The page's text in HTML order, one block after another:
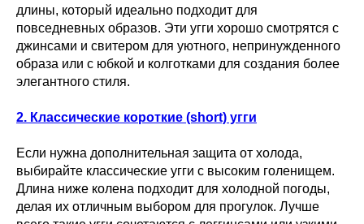
длины, который идеально подходит для
повседневных образов. Эти угги хорошо смотрятся с
джинсами и свитером для уютного, непринужденного
образа или с юбкой и колготками для создания более
элегантного стиля.
2. Классические короткие (short) угги
Если нужна дополнительная защита от холода,
выбирайте классические угги с высоким голенищем.
Длина ниже колена подходит для холодной погоды,
делая их отличным выбором для прогулок. Лучше